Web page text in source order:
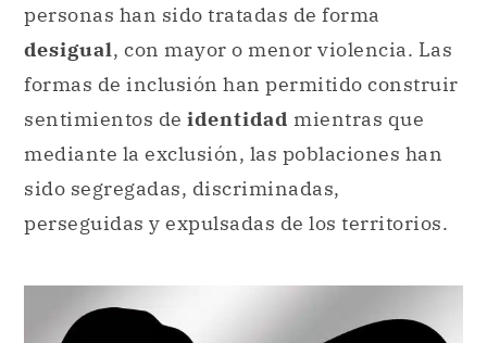
personas han sido tratadas de forma
desigual, con mayor o menor violencia. Las
formas de inclusión han permitido construir
sentimientos de identidad mientras que
mediante la exclusión, las poblaciones han
sido segregadas, discriminadas,
perseguidas y expulsadas de los territorios.